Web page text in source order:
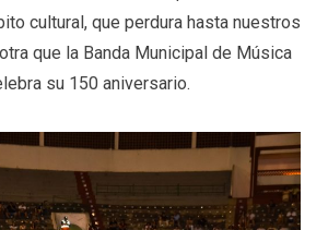
cultural, que perdura hasta nuestros
que la Banda Municipal de Música
su 150 aniversario.